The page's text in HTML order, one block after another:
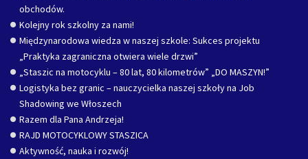
obchodów.
Kolejny rok szkolny za nami!
Międzynarodowa wiedza w naszej szkole: Sukces projektu
„Praktyka zagraniczna otwiera wiele drzwi”
„Staszic na motocyklu – 80 lat, 80 kilometrów” „DO MASZYN!”
Logistyka bez granic – nauczycielka naszej szkoły na Job
Shadowing we Włoszech
Razem dla Pana Andrzeja!
RAJD MOTOCYKLOWY STASZICA
Aktywność, nauka i rozwój!